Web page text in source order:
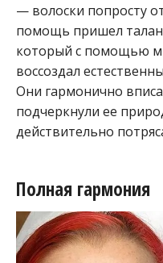
— волоски попросту
помощь пришел
который с помощью
воссоздал
Они гармонично
подчеркнули ее
действительно
Полная гармония